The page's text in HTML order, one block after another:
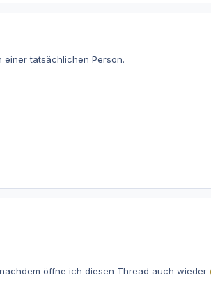
tatsächlichen Person.
öffne ich diesen Thread auch wieder